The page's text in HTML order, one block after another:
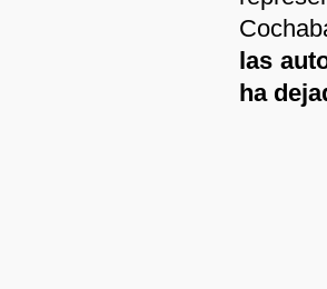
las
ha